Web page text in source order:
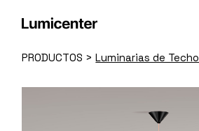
PRODUCTOS >Luminarias de Techo